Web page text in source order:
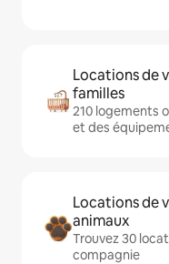
Locations de
familles
210 logements
et des
Locations de
animaux
Trouvez 30
compagnie